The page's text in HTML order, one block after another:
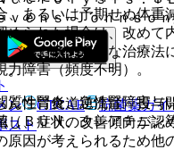
ｖｅｎｓ−Ｊｏｈｎｓｏ
障害（頻度不明）。
性腎炎、急性腎障害（
（ＢＵＮ、クレアチニン
、あるいは予期せぬ体重
められた場合は、改めて
づいて他の適切な治療法
。
性胃食道逆流症〉投与
し、症状の改善傾向が認
原因が考えられるため他
ン CTCAE 抗菌薬ガイ
スト